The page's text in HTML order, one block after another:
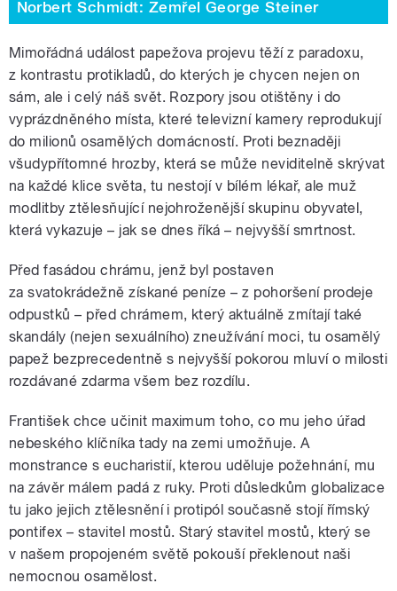
Norbert Schmidt: Zemřel George Steiner
Mimořádná událost papežova projevu těží z paradoxu,
z kontrastu protikladů, do kterých je chycen nejen on
sám, ale i celý náš svět. Rozpory jsou otištěny i do
vyprázdněného místa, které televizní kamery reprodukují
do milionů osamělých domácností. Proti beznaději
všudypřítomné hrozby, která se může neviditelně skrývat
na každé klice světa, tu nestojí v bílém lékař, ale muž
modlitby ztělesňující nejohroženější skupinu obyvatel,
která vykazuje – jak se dnes říká – nejvyšší smrtnost.
Před fasádou chrámu, jenž byl postaven
za svatokrádežně získané peníze – z pohoršení prodeje
odpustků – před chrámem, který aktuálně zmítají také
skandály (nejen sexuálního) zneužívání moci, tu osamělý
papež bezprecedentně s nejvyšší pokorou mluví o milosti
rozdávané zdarma všem bez rozdílu.
František chce učinit maximum toho, co mu jeho úřad
nebeského klíčníka tady na zemi umožňuje. A
monstrance s eucharistií, kterou uděluje požehnání, mu
na závěr málem padá z ruky. Proti důsledkům globalizace
tu jako jejich ztělesnění i protipól současně stojí římský
pontifex – stavitel mostů. Starý stavitel mostů, který se
v našem propojeném světě pokouší překlenout naši
nemocnou osamělost.